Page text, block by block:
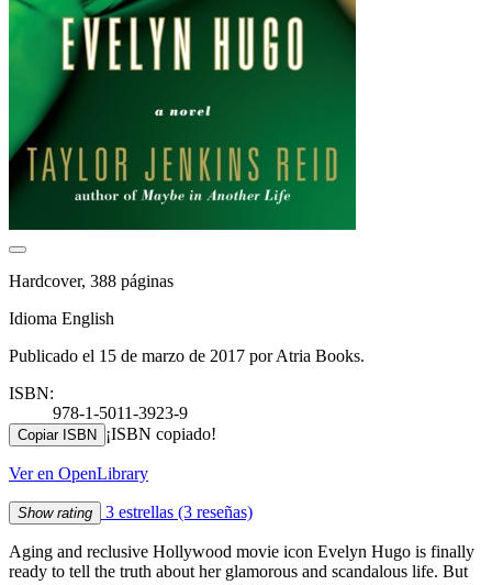
Hardcover, 388 páginas
Idioma English
Publicado el 15 de marzo de 2017 por Atria Books.
ISBN:
978-1-5011-3923-9
Copiar ISBN ¡ISBN copiado!
Ver en OpenLibrary
Show rating 3 estrellas (3 reseñas)
Aging and reclusive Hollywood movie icon Evelyn Hugo is finally
ready to tell the truth about her glamorous and scandalous life. But